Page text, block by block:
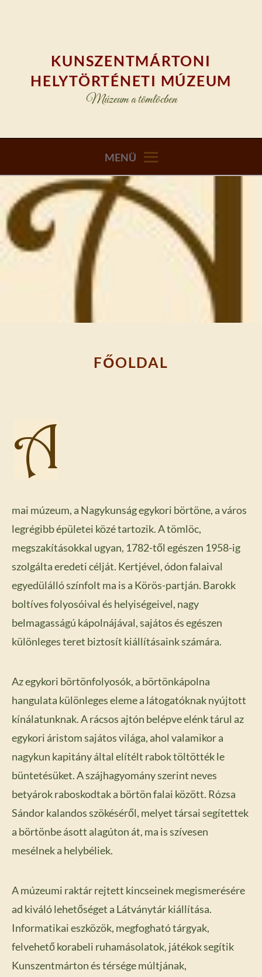
KUNSZENTMÁRTONI
HELYTÖRTÉNETI MÚZEUM
Múzeum a tömlöcben
MENÜ
FŐOLDAL
mai múzeum, a Nagykunság egykori börtöne, a város
legrégibb épületei közé tartozik. A tömlöc,
megszakításokkal ugyan, 1782-től egészen 1958-ig
szolgálta eredeti célját. Kertjével, ódon falaival
egyedülálló színfolt ma is a Körös-partján. Barokk
boltíves folyosóival és helyiségeivel, nagy
belmagasságú kápolnájával, sajátos és egészen
különleges teret biztosít kiállításaink számára.
Az egykori börtönfolyosók, a börtönkápolna
hangulata különleges eleme a látogatóknak nyújtott
kínálatunknak. A rácsos ajtón belépve elénk tárul az
egykori áristom sajátos világa, ahol valamikor a
nagykun kapitány által elítélt rabok töltötték le
büntetésüket. A szájhagyomány szerint neves
betyárok raboskodtak a börtön falai között. Rózsa
Sándor kalandos szökéséről, melyet társai segítettek
a börtönbe ásott alagúton át, ma is szívesen
mesélnek a helybéliek.
A múzeumi raktár rejtett kincseinek megismerésére
ad kiváló lehetőséget a Látványtár kiállítása.
Informatikai eszközök, megfogható tárgyak,
felvehető korabeli ruhamásolatok, játékok segítik
Kunszentmárton és térsége múltjának,